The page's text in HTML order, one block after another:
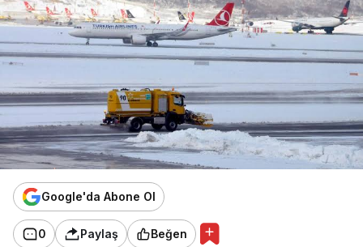
Google'da Abone Ol
0 Paylaş Beğen